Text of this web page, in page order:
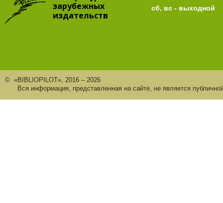
зарубежных
издательств
сб, вс - выходной
© «BIBLIOPILOT», 2016 – 2026
Вся информация, представленная на сайте, не является